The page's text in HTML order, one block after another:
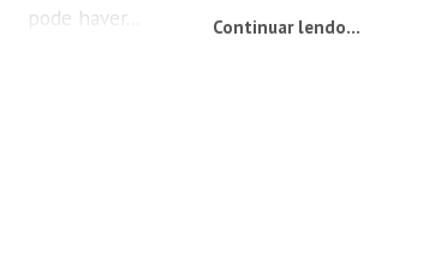
pode haver...
Continuar lendo...